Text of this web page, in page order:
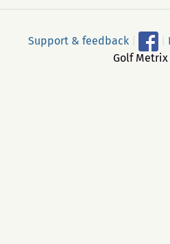
Support & feedback
Golf Metrix